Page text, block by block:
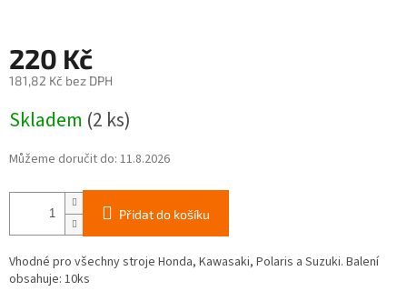
220 Kč
181,82 Kč bez DPH
cena:
Skladem (2 ks)
Můžeme doručit do: 11.8.2026
Přidat do košíku
Vhodné pro všechny stroje Honda, Kawasaki, Polaris a Suzuki. Balení
obsahuje: 10ks